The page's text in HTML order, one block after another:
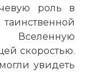
роль в
Вселенную
скоростью.
увидеть